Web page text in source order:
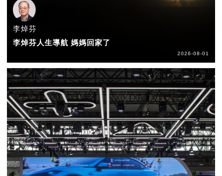
李焯芬
李焯芬人生導航 媽媽回家了
2026-08-01